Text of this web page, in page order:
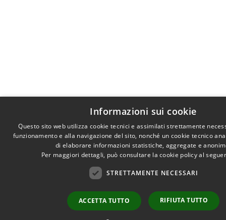
Informazioni sui cookie
Questo sito web utilizza cookie tecnici e assimilati strettamente
funzionamento e alla navigazione del sito, nonché un cookie tecnico
di elaborare informazioni statistiche, aggregate e
Per maggiori dettagli, può consultare la cookie policy al
STRETTAMENTE NECESSARI
ACCETTA TUTTO RIFIUTA TUTTO